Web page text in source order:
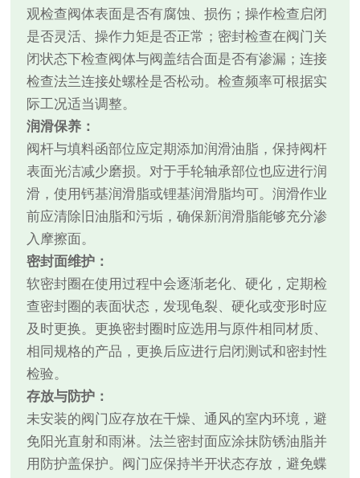
观检查阀体表面是否有腐蚀、损伤；操作检查启闭
是否灵活、操作力矩是否正常；密封检查在阀门关
闭状态下检查阀体与阀盖结合面是否有渗漏；连接
检查法兰连接处螺栓是否松动。检查频率可根据实
际工况适当调整。
润滑保养：
阀杆与填料函部位应定期添加润滑油脂，保持阀杆
表面光洁减少磨损。对于手轮轴承部位也应进行润
滑，使用钙基润滑脂或锂基润滑脂均可。润滑作业
前应清除旧油脂和污垢，确保新润滑脂能够充分渗
入摩擦面。
密封面维护：
软密封圈在使用过程中会逐渐老化、硬化，定期检
查密封圈的表面状态，发现龟裂、硬化或变形时应
及时更换。更换密封圈时应选用与原件相同材质、
相同规格的产品，更换后应进行启闭测试和密封性
检验。
存放与防护：
未安装的阀门应存放在干燥、通风的室内环境，避
免阳光直射和雨淋。法兰密封面应涂抹防锈油脂并
用防护盖保护。阀门应保持半开状态存放，避免蝶